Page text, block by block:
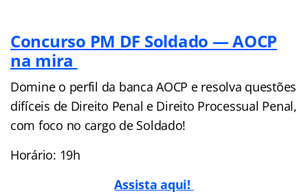
Concurso PM DF Soldado — AOCP
na mira
Domine o perfil da banca AOCP e resolva questões
difíceis de Direito Penal e Direito Processual Penal,
com foco no cargo de Soldado!
Horário: 19h
Assista aqui!